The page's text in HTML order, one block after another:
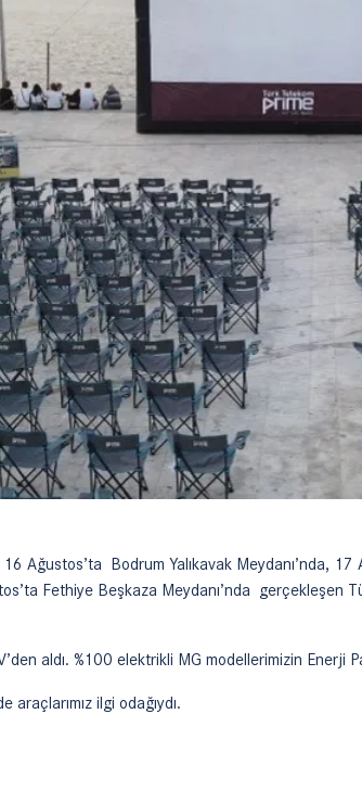
Ağustos’ta Bodrum Yalıkavak Meydanı’nda,
Fethiye Beşkaza Meydanı’nda gerçekleşen
aldı. %100 elektrikli MG modellerimizin Enerji
araçlarımız ilgi odağıydı.